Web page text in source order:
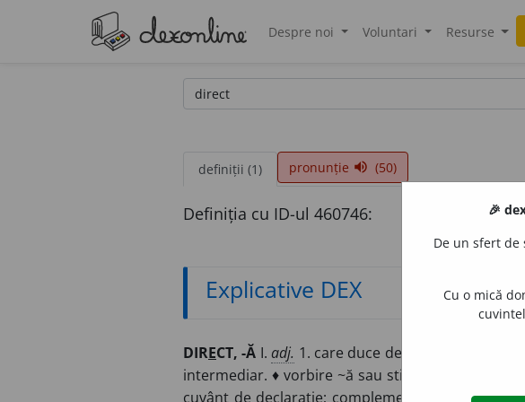
Despre noi Voluntari Resurse
definiții (1) pronunție volume_up (50)
Definiția cu ID-ul 460746:
Explicative DEX
DIRECT, -Ă I.adj. 1. care duce de-a dreptul la
intermediar. ♦ vorbire ~ă sau stil ~ = procedeu
cuvânt de declarație; complement ~ =
🎉
De un sfert
Cu o mică